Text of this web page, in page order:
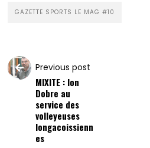
GAZETTE SPORTS LE MAG #10
Previous post
MIXITE : Ion
Dobre au
service des
volleyeuses
longacoissienn
es